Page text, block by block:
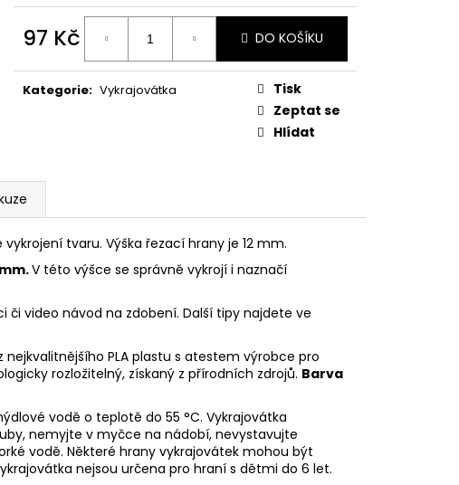
97 Kč
cena:
DO KOŠÍKU
Kategorie: Vykrajovátka
Tisk
Zeptat se
Hlídat
tvaru. Výška řezací hrany je 12 mm.
V této výšce se správně vykrojí i naznačí
video návod na zdobení. Další tipy najdete ve
PLA plastu s atestem výrobce pro
rozložitelný, získaný z přírodních zdrojů. Barva
vodě o teplotě do 55 °C. Vykrajovátka
nemyjte v myčce na nádobí, nevystavujte
vodě. Některé hrany vykrajovátek mohou být
nejsou určena pro hraní s dětmi do 6 let.
PODZIMNÍ KOLEKCE